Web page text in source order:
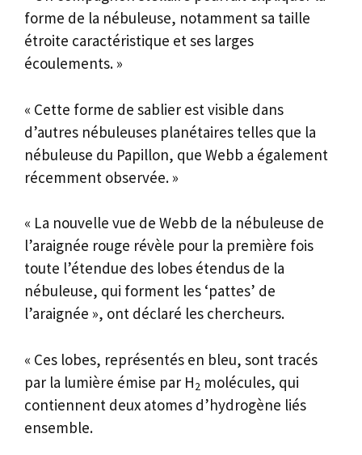
forme de la nébuleuse, notamment sa taille
étroite caractéristique et ses larges
écoulements. »
« Cette forme de sablier est visible dans
d’autres nébuleuses planétaires telles que la
nébuleuse du Papillon, que Webb a également
récemment observée. »
« La nouvelle vue de Webb de la nébuleuse de
l’araignée rouge révèle pour la première fois
toute l’étendue des lobes étendus de la
nébuleuse, qui forment les ‘pattes’ de
l’araignée », ont déclaré les chercheurs.
« Ces lobes, représentés en bleu, sont tracés
par la lumière émise par H2 molécules, qui
contiennent deux atomes d’hydrogène liés
ensemble.